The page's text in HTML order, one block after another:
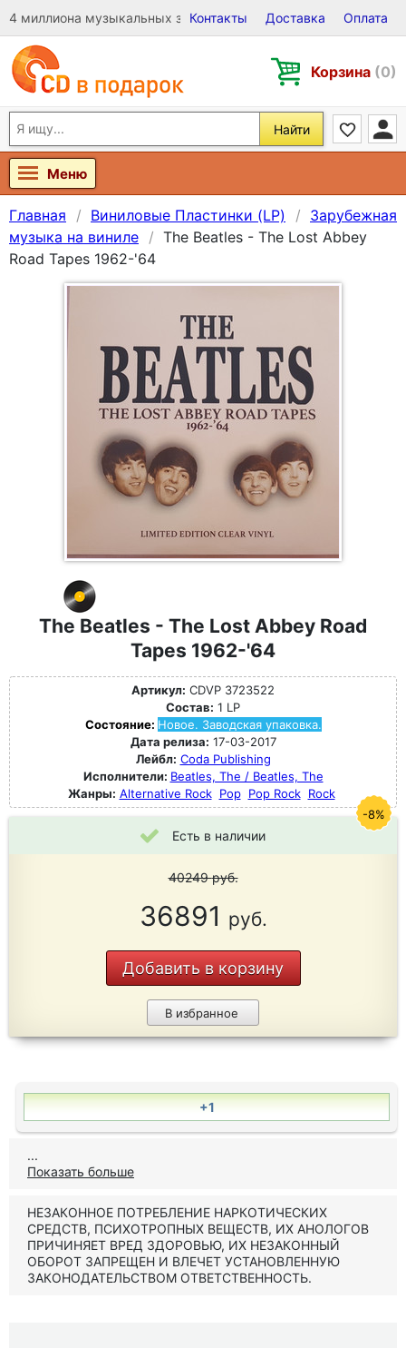
4 миллиона музыкальных записей на Виниле, CD и DVD
Контакты Доставка Оплата
Корзина (0)
Найти
Меню
Главная Виниловые Пластинки (LP)
Зарубежная
музыка на виниле
The Beatles - The Lost Abbey
Road Tapes 1962-'64
The Beatles - The Lost Abbey Road
Tapes 1962-'64
Артикул: CDVP 3723522
Состав: 1 LP
Состояние: Новое. Заводская упаковка.
Дата релиза: 17-03-2017
Лейбл: Coda Publishing
Исполнители: Beatles, The / Beatles, The
Жанры: Alternative Rock Pop Pop Rock Rock
Есть в наличии
40249руб.
36891 руб.
Добавить в корзину
В избранное
-8%
+1
...
Показать больше
НЕЗАКОННОЕ ПОТРЕБЛЕНИЕ НАРКОТИЧЕСКИХ
СРЕДСТВ, ПСИХОТРОПНЫХ ВЕЩЕСТВ, ИХ АНОЛОГОВ
ПРИЧИНЯЕТ ВРЕД ЗДОРОВЬЮ, ИХ НЕЗАКОННЫЙ
ОБОРОТ ЗАПРЕЩЕН И ВЛЕЧЕТ УСТАНОВЛЕННУЮ
ЗАКОНОДАТЕЛЬСТВОМ ОТВЕТСТВЕННОСТЬ.